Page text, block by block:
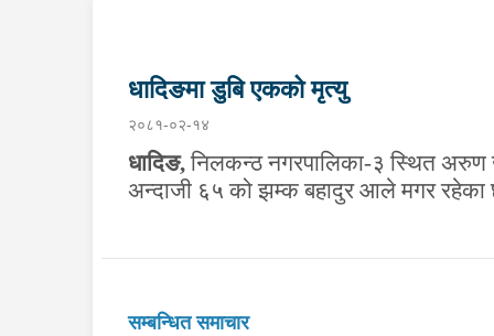
धादिङमा डुबि एकको मृत्यु
२०८१-०२-१४
धादिङ,निलकन्ठ नगरपालिका-३ स्थित अरुण
अन्दाजी ६५ को झम्क बहादुर आले मगर
सम्बन्धित समाचार